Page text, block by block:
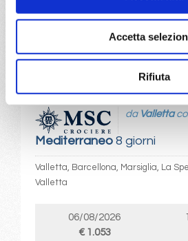
Accetta
Rifiuta
€ 913
DETTAGLI
Mediterraneo8 giorni
da Valletta
Valletta, Barcellona, Marsiglia, La
Valletta
06/08/2026
€ 1.053